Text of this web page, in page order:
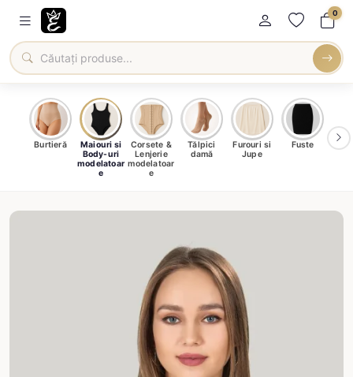
0
Burtieră
Maiouri si
Body-uri
modelatoar
e
Corsete &
Lenjerie
modelatoar
e
Tălpici
damă
Furouri si
Jupe
Fuste